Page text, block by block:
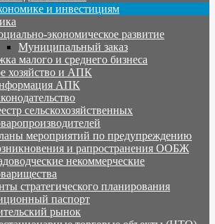
и инвестициям
экономическое развитие
Муниципальный заказ
малого и среднего бизнеса
хозяйство и АПК
АПК
сельскохозяйственных
мероприятий по предупреждению
и рапространения ООБЖ
некоммерческие
стратегического планирования
паспорт
рынок